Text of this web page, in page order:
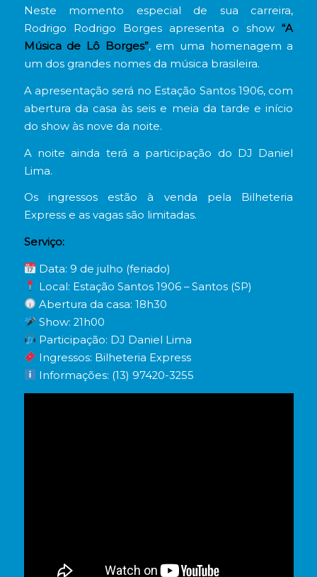
Neste momento especial de sua carreira,
Rodrigo Rodrigo Borges apresenta o show“A
Música de Lô Borges”, em uma homenagem a
um dos grandes nomes da música brasileira.
A apresentação será no Estação Santos 1906, com
abertura da casa às seis e meia da tarde e início
do show às nove da noite.
A noite ainda terá a participação do DJ Daniel
Lima.
Os ingressos estão à venda pela Bilheteria
Express e as vagas são limitadas.
Serviço:
Data: 9 de julho (feriado)
Local: Estação Santos 1906 – Santos (SP)
Abertura da casa: 18h30
Show: 21h00
Participação: DJ Daniel Lima
Ingressos: Bilheteria Express
Informações: (13) 97420-3255